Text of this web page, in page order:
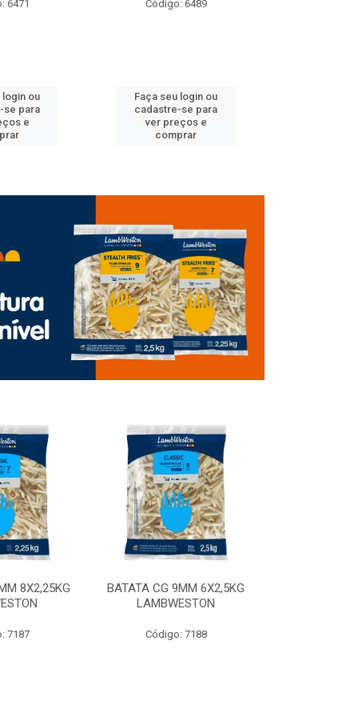
6489
login ou
se para
e
Código: 6614
Faça seu login ou
cadastre-se para
ver preços e
comprar
8X2,25KG
7187
BATATA CG 9MM 6X2,5KG
LAMBWESTON
Código: 7188